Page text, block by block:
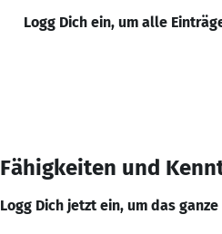
Logg Dich ein, um alle
Fähigkeiten und
Logg Dich jetzt ein, um das